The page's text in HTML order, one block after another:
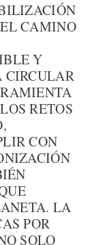
CAMINO
Y
CIRCULAR
RETOS
CON
LA
POR
SOLO